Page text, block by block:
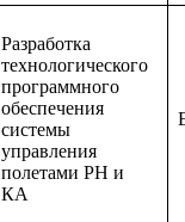
Разработка
технологического
программного
обеспечения
системы
управления
полетами РН и
КА